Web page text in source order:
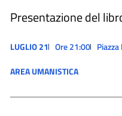
Presentazione del
LUGLIO 21 Ore 21:00
AREA UMANISTICA